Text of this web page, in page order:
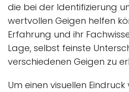
die bei der Identifizierung
wertvollen Geigen helfen
Erfahrung und ihr
Lage, selbst feinste
verschiedenen Geigen zu
Um einen visuellen